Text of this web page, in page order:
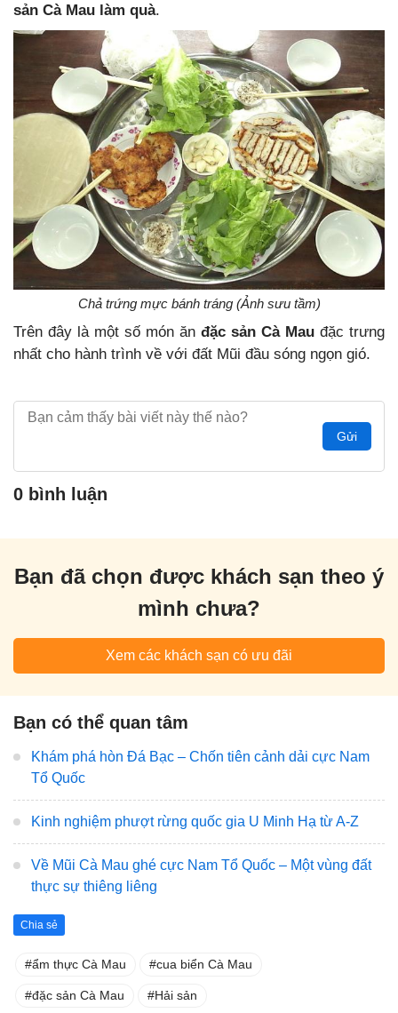
sản Cà Mau làm quà.
Chả trứng mực bánh tráng (Ảnh sưu tầm)
Trên đây là một số món ăn đặc sản Cà Mau đặc trưng
nhất cho hành trình về với đất Mũi đầu sóng ngọn gió.
Gửi
0 bình luận
Bạn đã chọn được khách sạn theo ý
mình chưa?
Xem các khách sạn có ưu đãi
Bạn có thể quan tâm
Khám phá hòn Đá Bạc – Chốn tiên cảnh dải cực Nam
Tổ Quốc
Kinh nghiệm phượt rừng quốc gia U Minh Hạ từ A-Z
Về Mũi Cà Mau ghé cực Nam Tổ Quốc – Một vùng đất
thực sự thiêng liêng
Chia sẻ
ẩm thực Cà Mau cua biển Cà Mau
đặc sản Cà Mau Hải sản